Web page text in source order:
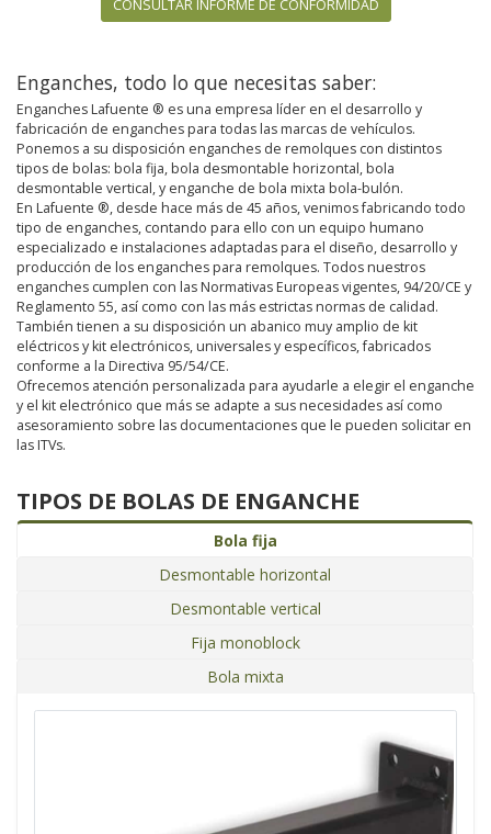
CONSULTAR INFORME DE CONFORMIDAD
Enganches, todo lo que necesitas saber:
Enganches Lafuente ® es una empresa líder en el desarrollo y
fabricación de enganches para todas las marcas de vehículos.
Ponemos a su disposición enganches de remolques con distintos
tipos de bolas: bola fija, bola desmontable horizontal, bola
desmontable vertical, y enganche de bola mixta bola-bulón.
En Lafuente ®, desde hace más de 45 años, venimos fabricando todo
tipo de enganches, contando para ello con un equipo humano
especializado e instalaciones adaptadas para el diseño, desarrollo y
producción de los enganches para remolques. Todos nuestros
enganches cumplen con las Normativas Europeas vigentes, 94/20/CE y
Reglamento 55, así como con las más estrictas normas de calidad.
También tienen a su disposición un abanico muy amplio de kit
eléctricos y kit electrónicos, universales y específicos, fabricados
conforme a la Directiva 95/54/CE.
Ofrecemos atención personalizada para ayudarle a elegir el enganche
y el kit electrónico que más se adapte a sus necesidades así como
asesoramiento sobre las documentaciones que le pueden solicitar en
las ITVs.
TIPOS DE BOLAS DE ENGANCHE
Bola fija
Desmontable horizontal
Desmontable vertical
Fija monoblock
Bola mixta